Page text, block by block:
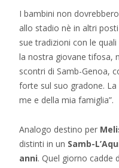
I bambini non
allo stadio nè in altri
sue tradizioni con le
la nostra giovane tifosa,
scontri di Samb-Genoa,
forte sul suo gradone.
me e della mia famiglia”.
Analogo destino per
distinti in un Samb-
anni. Quel giorno cadde